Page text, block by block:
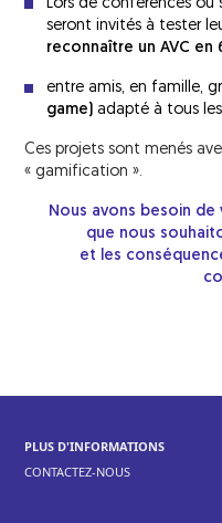
réadaptation
Évaluations
de l’AVC
Structures de
(SLD) et
La reprise du
l’insertion
Le Bus AVC
AVCm2
Concerts France
Actions avec les
Lors de conférences ou
seront invités à tester
reconnaître un AVC en
entre amis, en famille,
game)adapté à tous
Ces projets sont menés
« gamification ».
Nous avons besoin
que nous
et les
PLUS D'INFORMATIONS
CONTACTEZ-NOUS